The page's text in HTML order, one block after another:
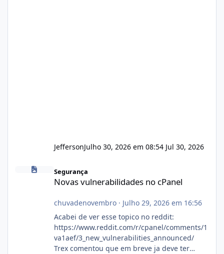
JeffersonJulho 30, 2026 em 08:54 Jul 30, 2026
Novas vulnerabilidades no cPanel
Segurança
Novas vulnerabilidades no cPanel
chuvadenovembro· Julho 29, 2026 em 16:56
Acabei de ver esse topico no reddit:
https://www.reddit.com/r/cpanel/comments/1
va1aef/3_new_vulnerabilities_announced/
Trex comentou que em breve ja deve ter